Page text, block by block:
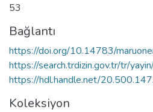
53
Bağlantı
https://doi.org/10.14783/
https://search.trdizin.gov.tr/tr/
https://hdl.handle.net/
Koleksiyon